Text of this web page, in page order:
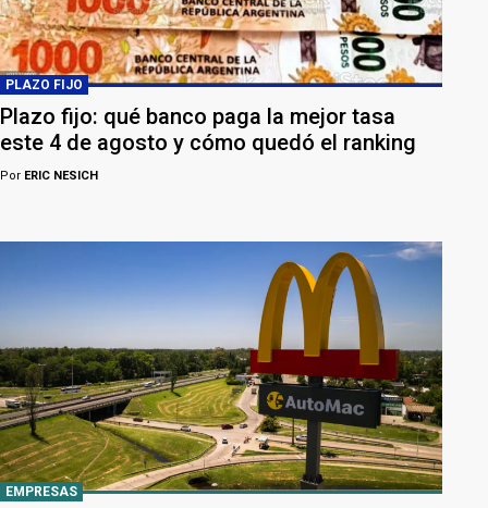
PLAZO FIJO
Plazo fijo: qué banco paga la mejor tasa
este 4 de agosto y cómo quedó el ranking
Por ERIC NESICH
EMPRESAS